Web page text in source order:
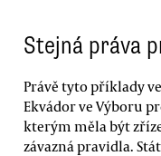
Stejná práva
Právě tyto příklady
Ekvádor ve Výboru
kterým měla být
závazná pravidla.